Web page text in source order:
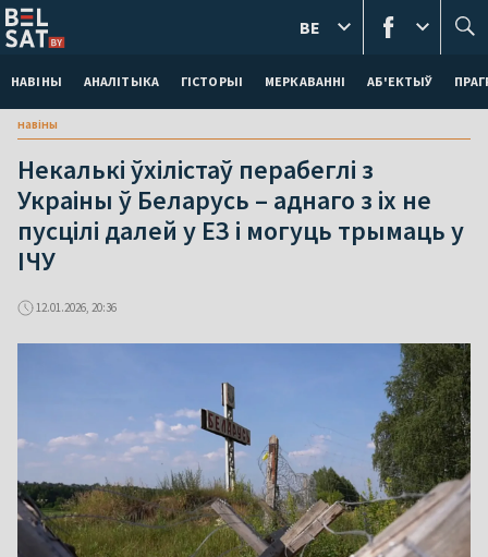
НАВІНЫ АНАЛІТЫКА ГІСТОРЫІ МЕРКАВАННI АБ'ЕКТЫЎ
BE
навіны
Некалькі ўхілістаў перабеглі з
Украіны ў Беларусь – аднаго з іх не
пусцілі далей у ЕЗ і могуць трымаць у
ІЧУ
12.01.2026, 20:36